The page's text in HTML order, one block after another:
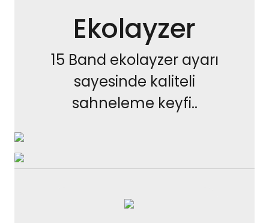
Ekolayzer
15 Band ekolayzer ayarı
sayesinde kaliteli
sahneleme keyfi..